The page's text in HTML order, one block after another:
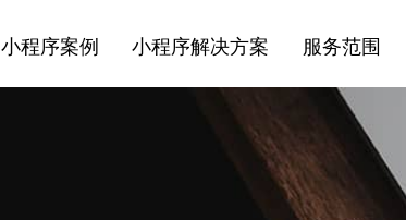
小程序案例 小程序解决方案 服务范围